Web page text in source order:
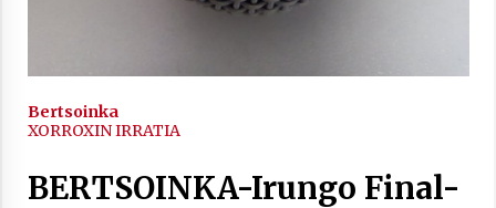
Bertsoinka
XORROXIN IRRATIA
BERTSOINKA-Irungo Final-